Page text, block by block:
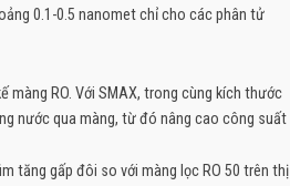
0.1-0.5 nanomet chỉ cho các phân tử
RO. Với SMAX, trong cùng kích thước
nước qua màng, từ đó nâng cao công suất
tăng gấp đôi so với màng lọc RO 50 trên thị